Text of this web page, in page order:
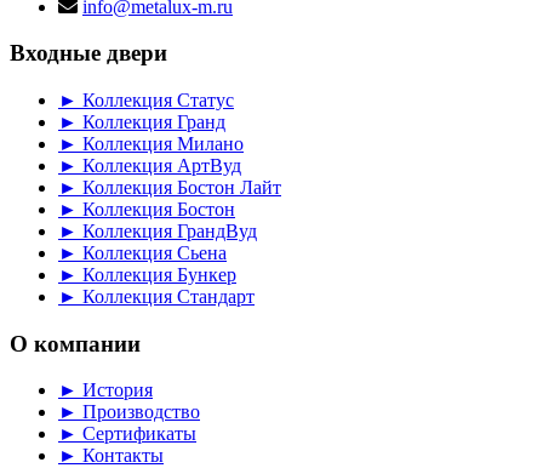
info@metalux-m.ru
Входные двери
► Коллекция Статус
► Коллекция Гранд
► Коллекция Милано
► Коллекция АртВуд
► Коллекция Бостон Лайт
► Коллекция Бостон
► Коллекция ГрандВуд
► Коллекция Сьена
► Коллекция Бункер
► Коллекция Стандарт
О компании
► История
► Производство
► Сертификаты
► Контакты